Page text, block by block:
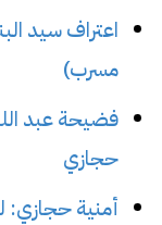
اعتراف سيد
مسرب)
فضيحة عبد
حجازي
أمنية حجازي: